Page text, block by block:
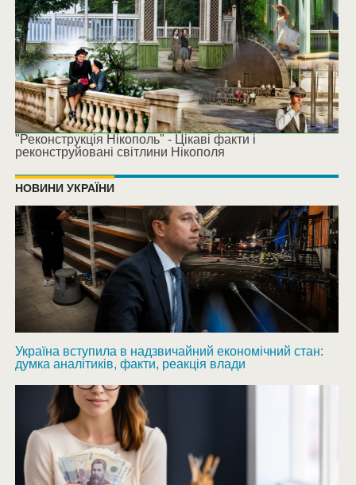
"Реконструкція Нікополь" - Цікаві факти і
реконструйовані світлини Нікополя
НОВИНИ УКРАЇНИ
Україна вступила в надзвичайний економічний стан:
думка аналітиків, факти, реакція влади